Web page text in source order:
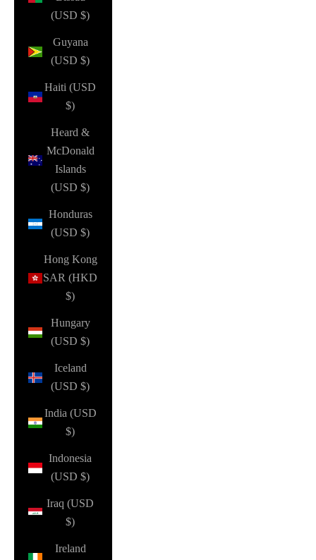
(USD $)
Guyana
(USD $)
Haiti (USD
$)
Heard &
McDonald
Islands
(USD $)
Honduras
(USD $)
Hong Kong
SAR (HKD
$)
Hungary
(USD $)
Iceland
(USD $)
India (USD
$)
Indonesia
(USD $)
Iraq (USD
$)
Ireland